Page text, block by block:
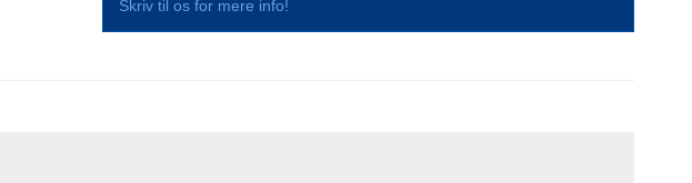
Skriv til os for mere info!